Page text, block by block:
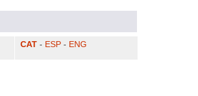
CAT - ESP - ENG